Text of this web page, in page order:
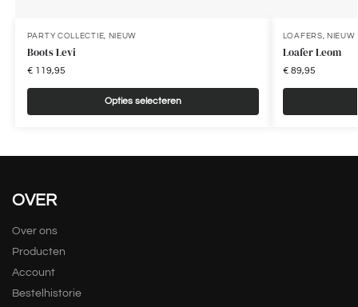
PARTY COLLECTIE, NIEUW
Boots Levi
€119,95
Opties selecteren
LOAFERS, NIEUW
Loafer Leom
€89,95
OVER
Over ons
Producten
Account
Bestelhistorie